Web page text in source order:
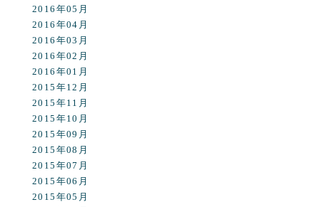
2016年05月
2016年04月
2016年03月
2016年02月
2016年01月
2015年12月
2015年11月
2015年10月
2015年09月
2015年08月
2015年07月
2015年06月
2015年05月